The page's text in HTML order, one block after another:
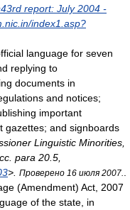
report: July 2004 -
index1.asp?
language for seven
replying to
documents in
and notices;
important
gazettes; and signboards
Linguistic Minorities,
, сс. para 20.5
> Проверено 16 июля 2007.
(Amendment) Act, 2007
of the state, in